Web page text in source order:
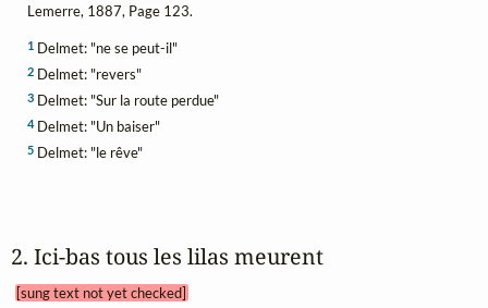
Lemerre, 1887, Page 123.
1Delmet: "ne se peut-il"
2Delmet: "revers"
3Delmet: "Sur la route perdue"
4Delmet: "Un baiser"
5Delmet: "le rêve"
2. Ici‑bas tous les lilas meurent
[sung text not yet checked]